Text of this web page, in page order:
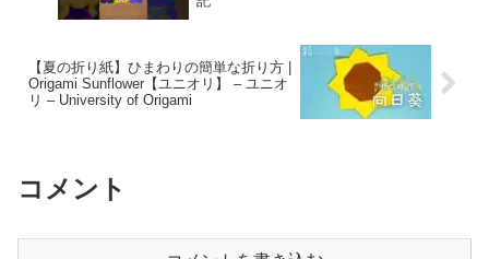
【夏の折り紙】ひまわりの簡単な折り方 |
Origami Sunflower【ユニオリ】 – ユニオ
リ – University of Origami
コメント